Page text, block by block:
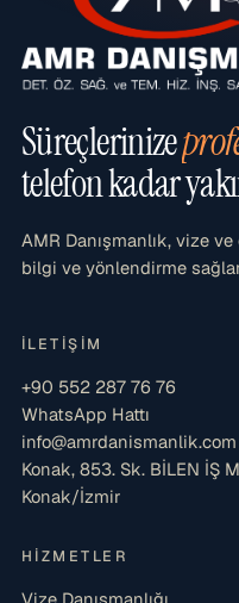
Süreçlerinize
telefon kadar
AMR Danışmanlık, vize
bilgi ve yönlendirme
İLETIŞIM
+90 552 287 76 76
WhatsApp Hattı
info@amrdanismanlik.com
Konak, 853. Sk. BİLEN İŞ
Konak/İzmir
HIZMETLER